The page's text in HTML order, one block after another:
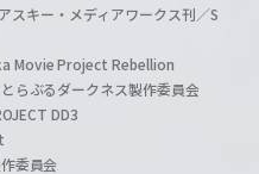
キー・メディアワークス刊／S
Movie Project Rebellion
らぶるダークネス製作委員会
DD3
委員会